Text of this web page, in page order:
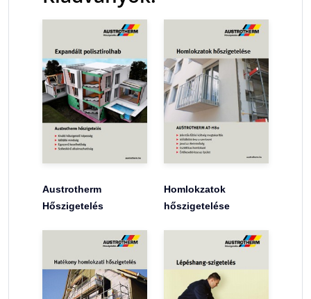
Austrotherm
Hőszigetelés
Homlokzatok
hőszigetelése